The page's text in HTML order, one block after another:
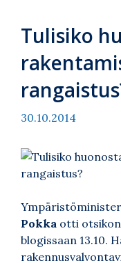
Tulisiko
30.10.2014
Pokka otti otsikon
blogissaan 13.10.